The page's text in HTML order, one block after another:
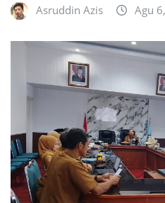
Asruddin Azis Agu